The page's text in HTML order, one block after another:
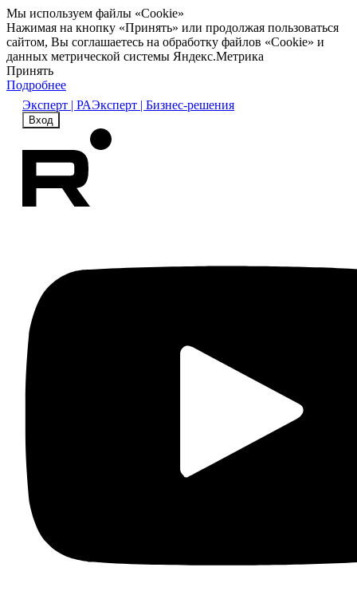
Мы используем файлы «Cookie»
Нажимая на кнопку «Принять» или продолжая пользоваться
сайтом, Вы соглашаетесь на обработку файлов «Cookie» и
данных метрической системы Яндекс.Метрика
Принять
Подробнее
Эксперт | РАЭксперт | Бизнес-решения
Вход